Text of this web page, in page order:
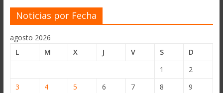
Noticias por Fecha
agosto 2026
L
M X J V S
D
1
2
3
4 5 6 7 8
9